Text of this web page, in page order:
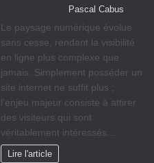
Pascal Cabus
Le paysage numérique évolue
sans cesse, rendant la visibilité
en ligne plus complexe que
jamais. Simplement posséder un
site internet ne suffit plus ;
l’enjeu majeur consiste à attirer
des visiteurs qui sont
véritablement intéressés…
Lire l'article